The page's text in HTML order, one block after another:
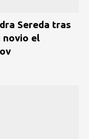
Sereda tras
novio el